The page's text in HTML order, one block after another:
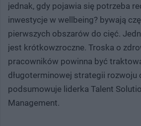
jednak, gdy pojawia się potrzeba
inwestycje w wellbeing? bywają
pierwszych obszarów do cięć.
jest krótkowzroczne. Troska o
pracowników powinna być
długoterminowej strategii rozwoju
podsumowuje liderka Talent
Management.